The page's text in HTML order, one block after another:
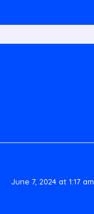
June 7, 2024 at 1:17 am